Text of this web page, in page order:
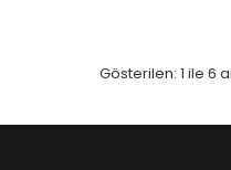
Gösterilen: 1 ile 6